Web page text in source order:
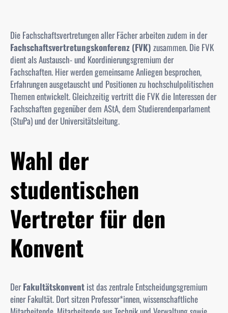
Die Fachschaftsvertretungenaller Fächer arbeiten zudem in der
Fachschaftsvertretungskonferenz (FVK) zusammen. Die FVK
dient als Austausch- und Koordinierungsgremium der
Fachschaften. Hier werden gemeinsame Anliegen besprochen,
Erfahrungen ausgetauscht und Positionen zu hochschulpolitischen
Themen entwickelt. Gleichzeitig vertritt die FVKdie Interessen der
Fachschaften gegenüber dem AStA, dem Studierendenparlament
(StuPa)und der Universitätsleitung.
Wahl der
studentischen
Vertreter für den
Konvent
DerFakultätskonvent ist das zentrale Entscheidungsgremium
einer Fakultät. Dort sitzen Professor*innen, wissenschaftliche